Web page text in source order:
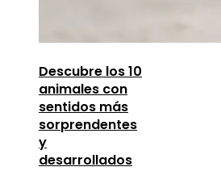
Descubre los 10
animales con
sentidos más
sorprendentes
y
desarrollados